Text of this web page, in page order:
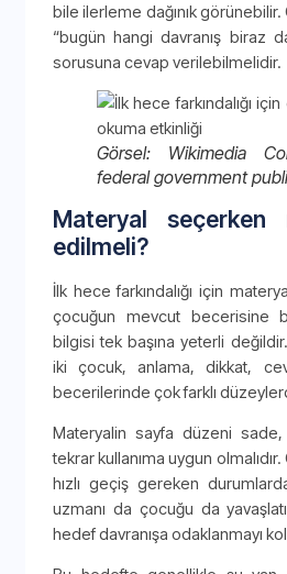
bile ilerleme dağınık
“bugün hangi davranış biraz
sorusuna cevap verilebilmelidir.
Görsel: Wikimedia
federal government
Materyal seçerken
edilmeli?
İlk hece farkındalığı için
çocuğun mevcut becerisine
bilgisi tek başına yeterli
iki çocuk, anlama, dikkat,
becerilerinde çok farklı
Materyalin sayfa düzeni
tekrar kullanıma uygun
hızlı geçiş gereken
uzmanı da çocuğu da
hedef davranışa odaklanmayı